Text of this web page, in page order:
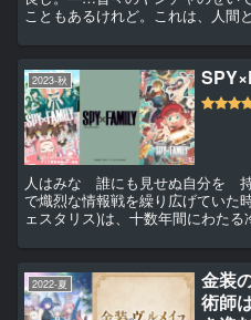
こともあるけれど。これは、人間
の中学校に転入、そして…時に人
2023-秋
人はみな 誰にも見せぬ自分を
で熾烈な情報戦を繰り広げていた
ェスタリス)は、十数年間にわた
は、東西平和を脅か...
2022-夏
金装
術師